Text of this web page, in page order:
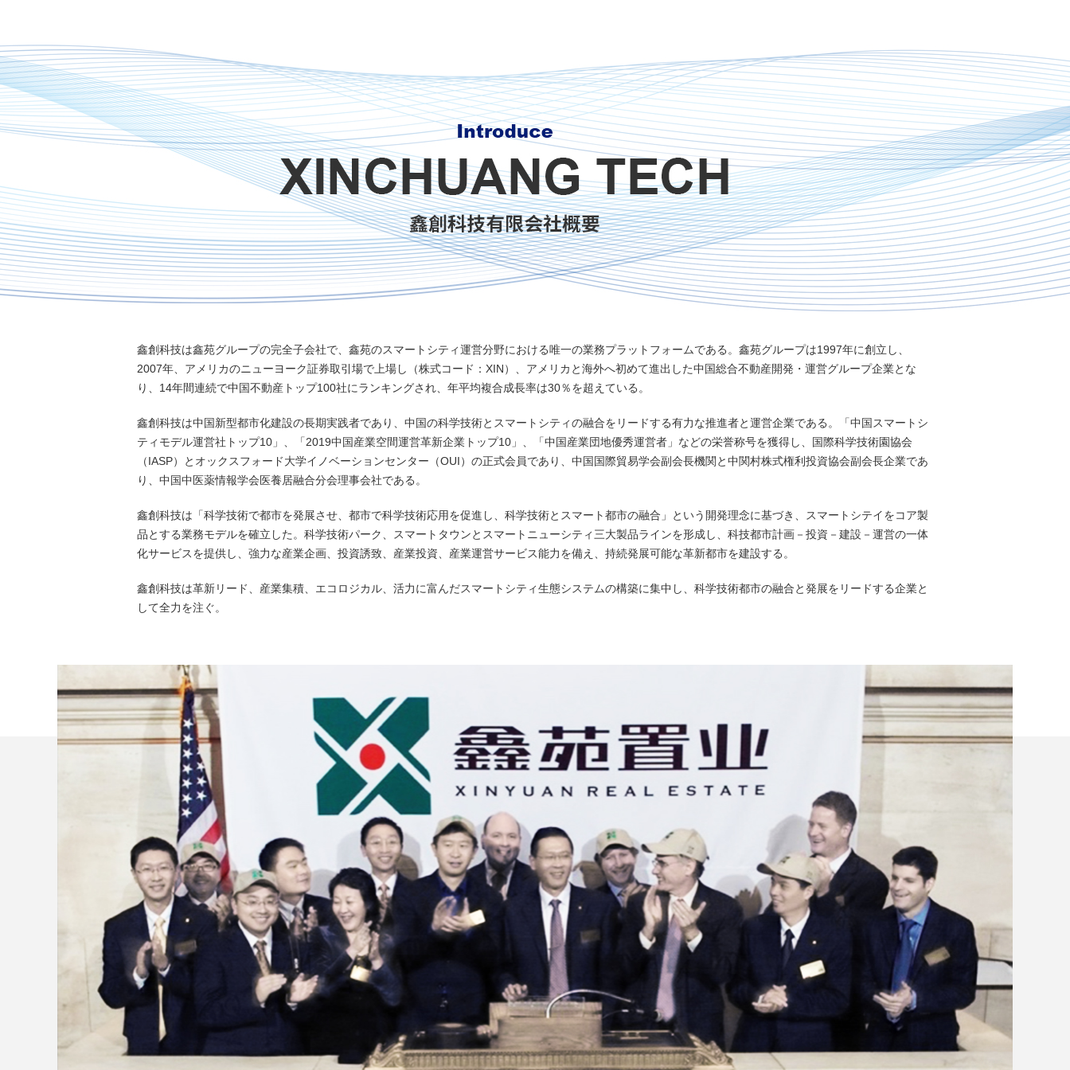
鑫創科技は鑫苑グループの完全子会社で、鑫苑のスマートシティ運営分野における唯一の業務プラットフォームである。鑫苑グループは1997年に創立し、
2007年、アメリカのニューヨーク証券取引場で上場し（株式コード：XIN）、アメリカと海外へ初めて進出した中国総合不動産開発・運営グループ企業とな
り、14年間連続で中国不動産トップ100社にランキングされ、年平均複合成長率は30％を超えている。
鑫創科技は中国新型都市化建設の長期実践者であり、中国の科学技術とスマートシティの融合をリードする有力な推進者と運営企業である。「中国スマートシ
ティモデル運営社トップ10」、「2019中国産業空間運営革新企業トップ10」、「中国産業団地優秀運営者」などの栄誉称号を獲得し、国際科学技術園協会
（IASP）とオックスフォード大学イノベーションセンター（OUI）の正式会員であり、中国国際貿易学会副会長機関と中関村株式権利投資協会副会長企業であ
り、中国中医薬情報学会医養居融合分会理事会社である。
鑫創科技は「科学技術で都市を発展させ、都市で科学技術応用を促進し、科学技術とスマート都市の融合」という開発理念に基づき、スマートシテイをコア製
品とする業務モデルを確立した。科学技術パーク、スマートタウンとスマートニューシティ三大製品ラインを形成し、科技都市計画－投資－建設－運営の一体
化サービスを提供し、強力な産業企画、投資誘致、産業投資、産業運営サービス能力を備え、持続発展可能な革新都市を建設する。
鑫創科技は革新リード、産業集積、エコロジカル、活力に富んだスマートシティ生態システムの構築に集中し、科学技術都市の融合と発展をリードする企業と
して全力を注ぐ。